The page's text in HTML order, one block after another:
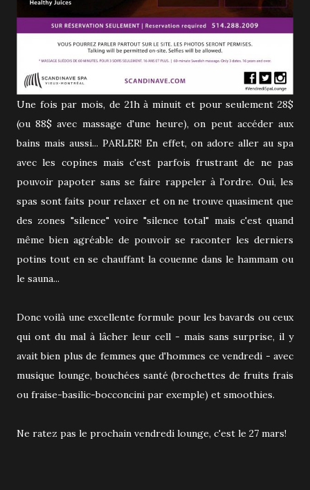
Une fois par mois, de 21h à minuit et pour seulement 28$
(ou 88$ avec massage d'une heure), on peut accéder aux
bains mais aussi... PARLER! En effet, on adore aller au spa
avec les copines mais c'est parfois frustrant de ne pas
pouvoir papoter sans se faire rappeler à l'ordre. Oui, les
spas sont faits pour relaxer et on ne trouve quasiment que
des zones "silence" voire "silence total" mais c'est quand
même bien agréable de pouvoir se raconter les derniers
potins tout en se chauffant la couenne dans le hammam ou
le sauna...
Donc voilà une excellente formule pour les bavards ou ceux
qui ont du mal à lâcher leur cell - mais sans surprise, il y
avait bien plus de femmes que d'hommes ce vendredi - avec
musique lounge, bouchées santé (brochettes de fruits frais
ou fraise-basilic-bocconcini par exemple) et smoothies.
Ne ratez pas le prochain vendredi lounge, c'est le 27 mars!